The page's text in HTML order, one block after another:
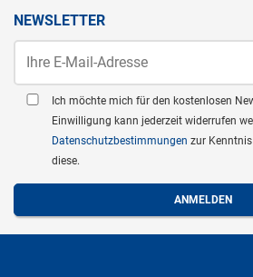
NEWSLETTER
Ich möchte mich für den kostenlosen
Einwilligung kann jederzeit widerrufen
Datenschutzbestimmungen zur
diese.